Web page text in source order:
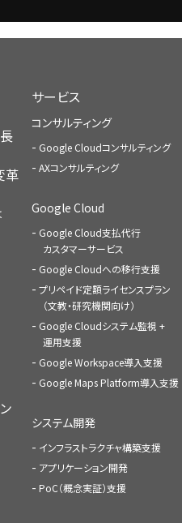
革
サービス
コンサルティング
Google Cloudコンサルティング
AXコンサルティング
Google Cloud
Google Cloud支払代行
カスタマーサービス
Google Cloudへの移行支援
プリペイド定額ライセンスプラン
（文教・研究機関向け）
Google Cloudシステム監視 +
運用支援
Google Workspace導入支援
Google Maps Platform導入支援
システム開発
インフラストラクチャ構築支援
アプリケーション開発
PoC（概念実証）支援